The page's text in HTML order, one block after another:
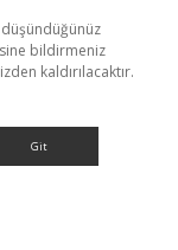
bildirmeniz
kaldırılacaktır.